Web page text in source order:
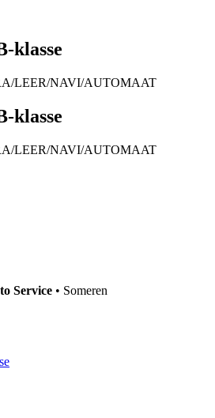
klasse
LEER/NAVI/AUTOMAAT
klasse
LEER/NAVI/AUTOMAAT
Service • Someren